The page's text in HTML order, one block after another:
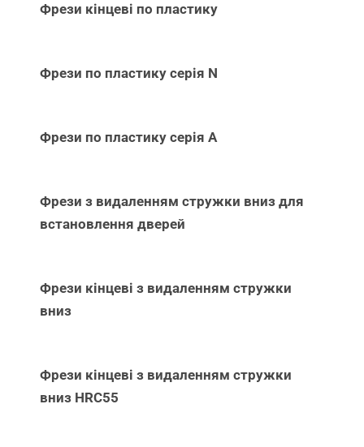
Фрези кінцеві по пластику
Фрези по пластику серія N
Фрези по пластику серія А
Фрези з видаленням стружки вниз для
встановлення дверей
Фрези кінцеві з видаленням стружки
вниз
Фрези кінцеві з видаленням стружки
вниз НRC55